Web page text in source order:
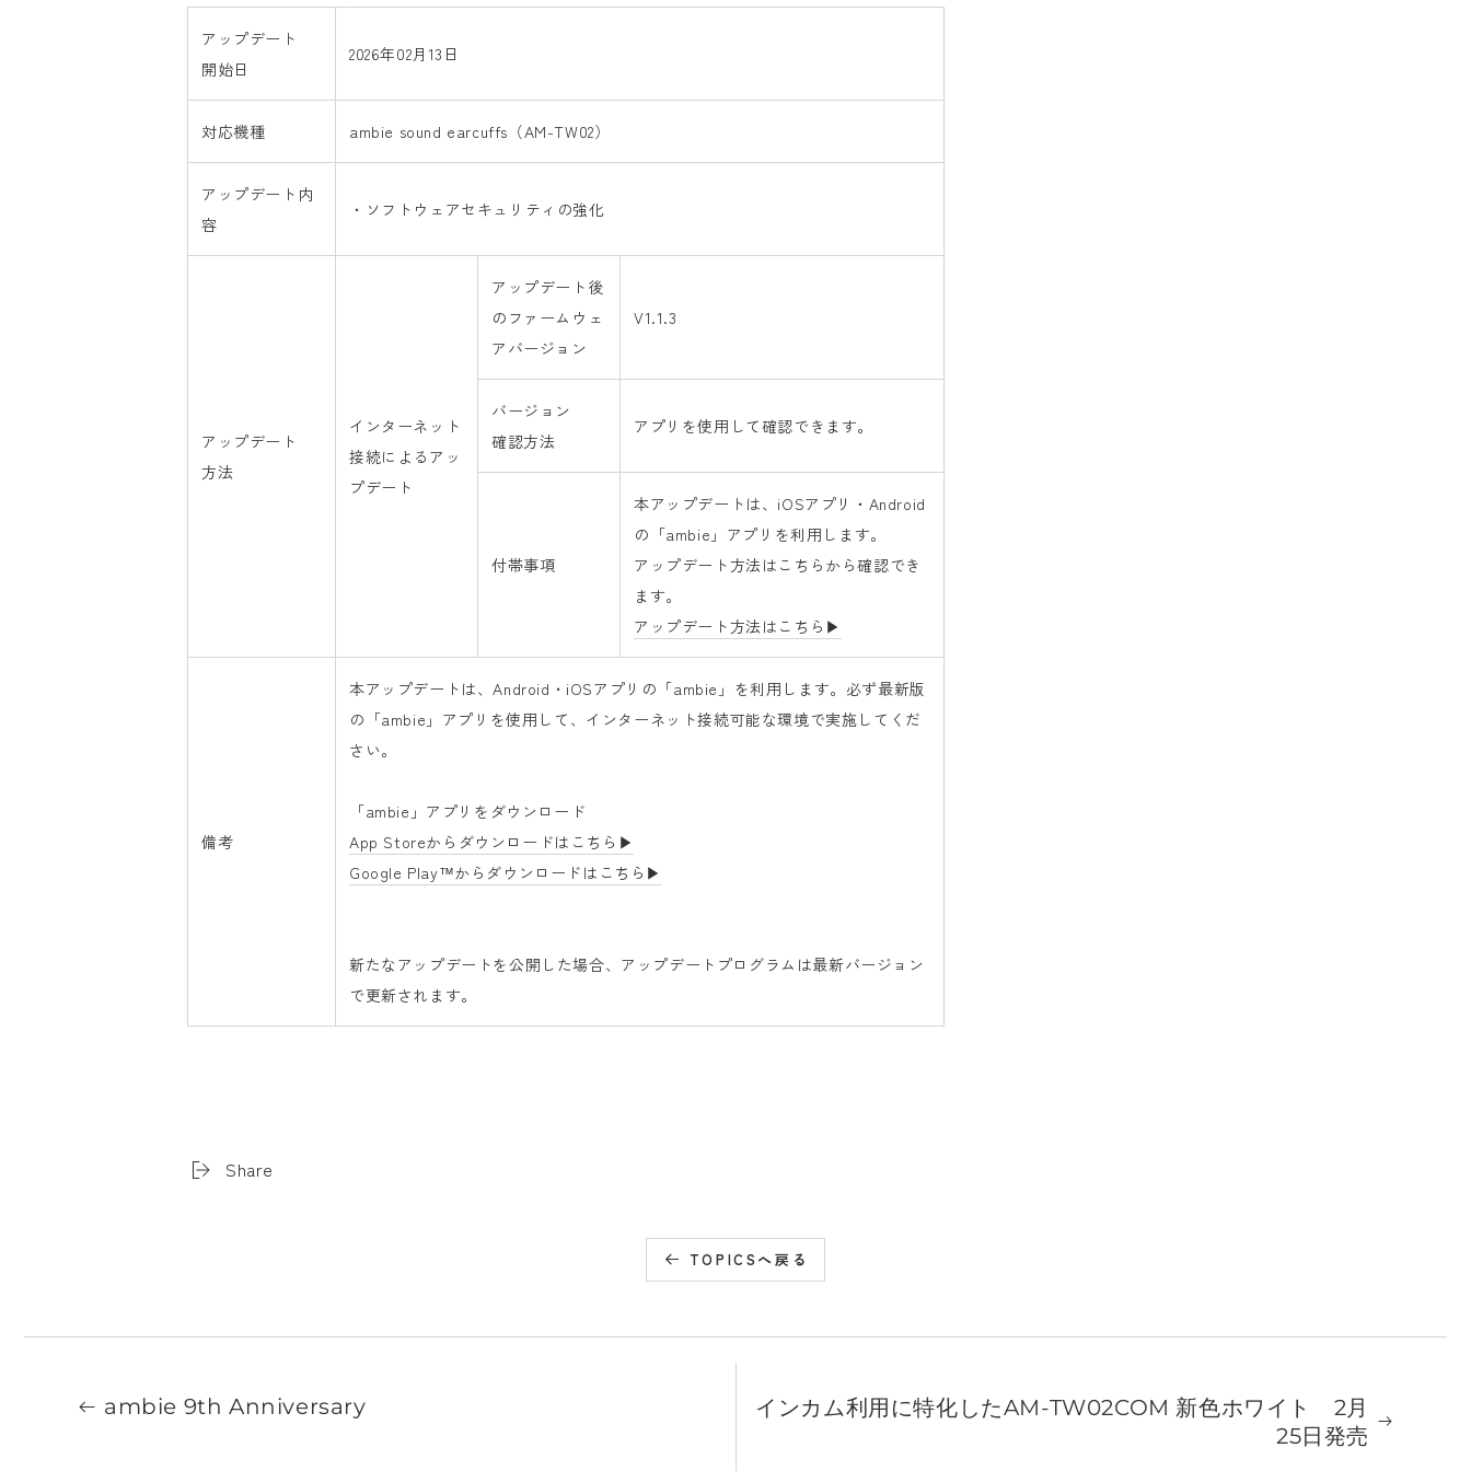
アップデート
開始日
2026年02月13日
対応機種 ambie sound earcuffs（AM-TW02）
アップデート内
容
・ソフトウェアセキュリティの強化
アップデート
方法
インターネット
接続によるアッ
プデート
アップデート後
のファームウェ
アバージョン
V1.1.3
バージョン
確認方法
アプリを使用して確認できます。
付帯事項
本アップデートは、iOSアプリ・ Android
の「ambie」アプリを利用します。
アップデート方法はこちらから確認でき
ます。
アップデート方法はこちら▶
備考
本アップデートは、Android・iOSアプリの「ambie」を利用します。必ず最新版
の「ambie」アプリを使用して、インターネット接続可能な環境で実施してくだ
さい。
「ambie」アプリをダウンロード
App Storeからダウンロードはこちら▶
Google Play™からダウンロードはこちら▶
新たなアップデートを公開した場合、アップデートプログラムは最新バージョン
で更新されます。
Share
TOPICSへ戻る
ambie 9th Anniversary
インカム利用に特化したAM-TW02COM 新色ホワイト 2月
25日発売